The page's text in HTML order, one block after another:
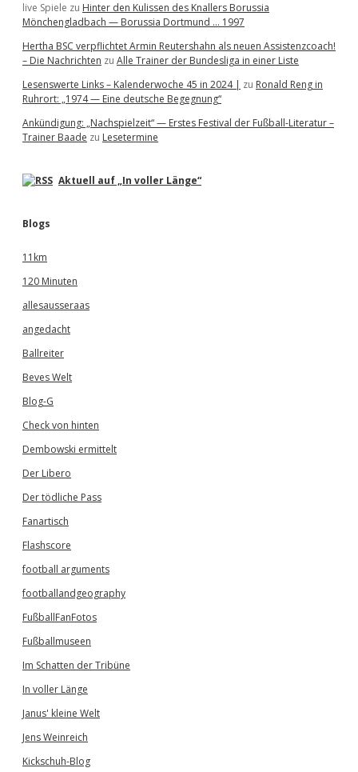
live Spiele zu Hinter den Kulissen des Knallers Borussia
Mönchengladbach — Borussia Dortmund … 1997
Hertha BSC verpflichtet Armin Reutershahn als neuen Assistenzcoach!
– Die Nachrichten zu Alle Trainer der Bundesliga in einer Liste
Lesenswerte Links – Kalenderwoche 45 in 2024 | zu Ronald Reng in
Ruhrort: „1974 — Eine deutsche Begegnung“
Ankündigung: „Nachspielzeit“ — Erstes Festival der Fußball-Literatur –
Trainer Baade zu Lesetermine
Aktuell auf „In voller Länge“
Blogs
11km
120 Minuten
allesausseraas
angedacht
Ballreiter
Beves Welt
Blog-G
Check von hinten
Dembowski ermittelt
Der Libero
Der tödliche Pass
Fanartisch
Flashscore
football arguments
footballandgeography
FußballFanFotos
Fußballmuseen
Im Schatten der Tribüne
In voller Länge
Janus' kleine Welt
Jens Weinreich
Kickschuh-Blog